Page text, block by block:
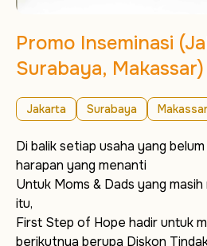
Promo Inseminasi
Surabaya, Makassar)
Jakarta Surabaya Makassar
Di balik setiap usaha yang
harapan yang menanti
Untuk Moms & Dads yang
itu,
First Step of Hope hadir untuk
berikutnya berupa Diskon